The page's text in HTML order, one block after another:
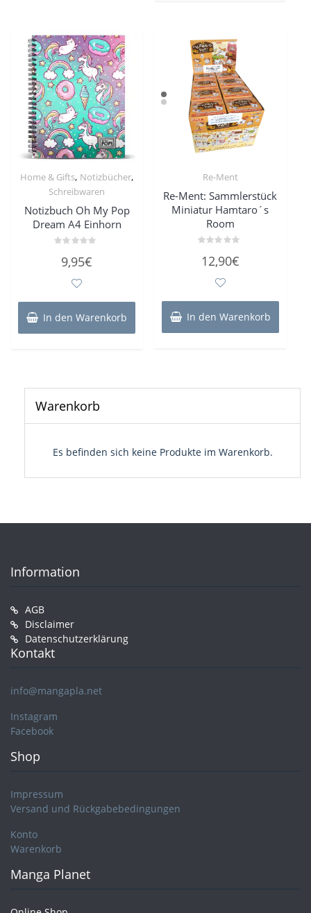
Home & Gifts, Notizbücher,
Schreibwaren
Notizbuch Oh My Pop
Dream A4 Einhorn
mit9,95€
In den Warenkorb
Re-Ment
Re-Ment: Sammlerstück
Miniatur Hamtaro´s
Room
mit
12,90€
In den Warenkorb
Warenkorb
Es befinden sich keine Produkte im Warenkorb.
Information
AGB
Disclaimer
Datenschutzerklärung
Kontakt
info@mangapla.net
Instagram
Facebook
Shop
Impressum
Versand und Rückgabebedingungen
Konto
Warenkorb
Manga Planet